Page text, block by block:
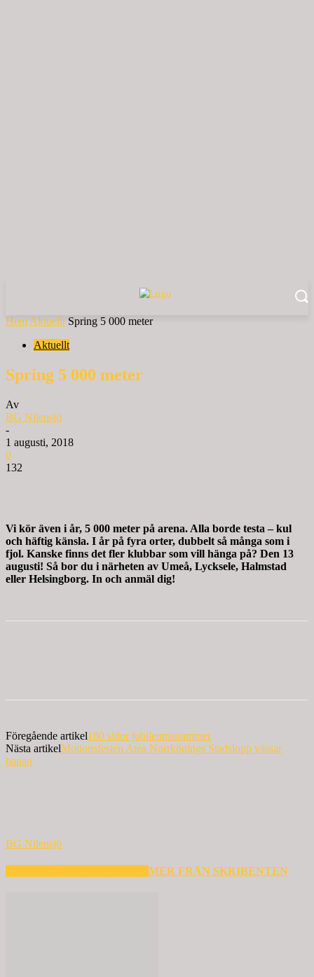
Hem Aktuellt Spring 5 000 meter
Aktuellt
Spring 5 000 meter
Av
BG Nilensjö
-
1 augusti, 2018
0
132
Vi kör även i år, 5 000 meter på arena. Alla borde testa – kul
och häftig känsla. I år på fyra orter, dubbelt så många som i
fjol. Kanske finns det fler klubbar som vill hänga på? Den 13
augusti! Så bor du i närheten av Umeå, Lycksele, Halmstad
eller Helsingborg. In och anmäl dig!
Föregående artikel180 sidor jubileumsnummer
Nästa artikelMotionsfesten Atea Norrköpings Stadslopp vässar
banan
BG Nilensjö
MER FRÅN SKRIBENTEN